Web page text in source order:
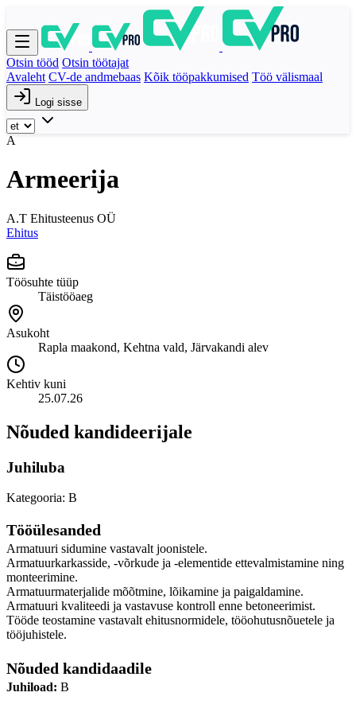
Otsin tööd Otsin töötajat
Avaleht CV-de andmebaas Kõik tööpakkumised Töö välismaal
Logi sisse
A
Armeerija
A.T Ehitusteenus OÜ
Ehitus
Töösuhte tüüp
Täistööaeg
Asukoht
Rapla maakond, Kehtna vald, Järvakandi alev
Kehtiv kuni
25.07.26
Nõuded kandideerijale
Juhiluba
Kategooria: B
Tööülesanded
Armatuuri sidumine vastavalt joonistele.
Armatuurkarkasside, -võrkude ja -elementide ettevalmistamine ning
monteerimine.
Armatuurmaterjalide mõõtmine, lõikamine ja paigaldamine.
Armatuuri kvaliteedi ja vastavuse kontroll enne betoneerimist.
Tööde teostamine vastavalt ehitusnormidele, tööohutusnõuetele ja
tööjuhistele.
Nõuded kandidaadile
Juhiload: B